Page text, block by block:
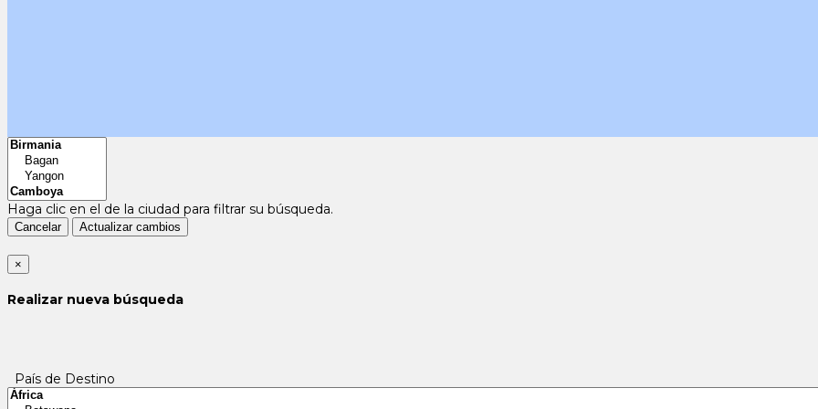
Haga clic en el de la ciudad para filtrar su búsqueda.
Cancelar Actualizar cambios
×
Realizar nueva búsqueda
País de Destino